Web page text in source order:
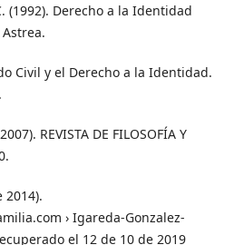
(1992). Derecho a la Identidad
Civil y el Derecho a la Identidad.
REVISTA DE FILOSOFÍA Y
2014).
› Igareda-Gonzalez-
el 12 de 10 de 2019